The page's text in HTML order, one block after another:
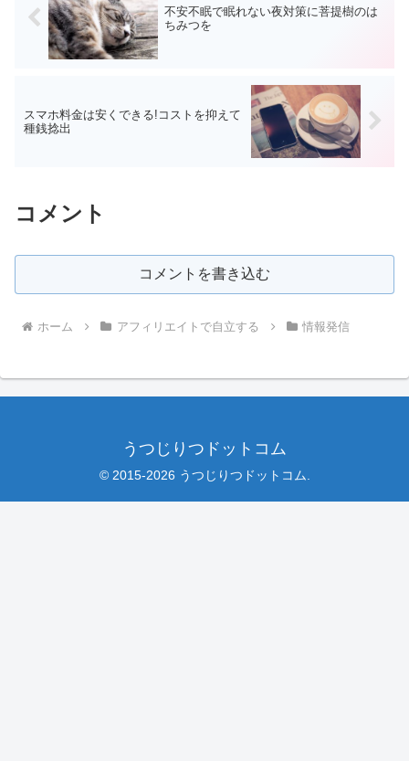
不安不眠で眠れない夜対策に菩提樹のは
ちみつを
スマホ料金は安くできる!コストを抑えて
種銭捻出
コメント
コメントを書き込む
ホーム アフィリエイトで自立する 情報発信
うつじりつドットコム
© 2015-2026 うつじりつドットコム.